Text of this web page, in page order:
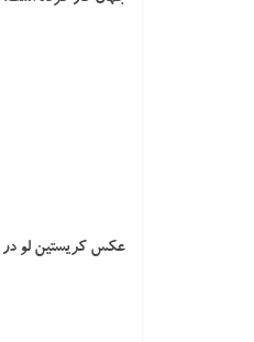
عکس کریستین لو در Unsplash